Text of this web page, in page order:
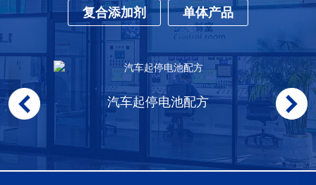
复合添加剂 单体产品
汽车起停电池配方